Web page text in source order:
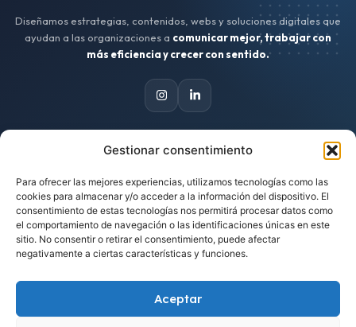
Gestionar consentimiento
Para ofrecer las mejores experiencias, utilizamos tecnologías como las
cookies para almacenar y/o acceder a la información del dispositivo. El
consentimiento de estas tecnologías nos permitirá procesar datos como
el comportamiento de navegación o las identificaciones únicas en este
sitio. No consentir o retirar el consentimiento, puede afectar
negativamente a ciertas características y funciones.
Aceptar
Diseñamos estrategias, contenidos, webs y soluciones digitales que
ayudan a las organizaciones a comunicar mejor, trabajar con
más eficiencia y crecer con sentido.
CONTACTO
Escríbenos
hola@zinkindigital.es
Trabajamos desde Asturias
Proyectos para clientes de cualquier lugar.
Solicitar una propuesta